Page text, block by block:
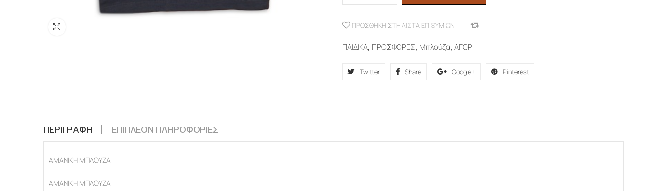
ΠΡΟΣΘΉΚΗ ΣΤΗ ΛΊΣΤΑ ΕΠΙΘΥΜΙΏΝ
ΠΑΙΔΙΚΑ, ΠΡΟΣΦΟΡΕΣ, Μπλούζα,ΑΓΟΡΙ
Twitter Share Google+ Pinterest
ΠΕΡΙΓΡΑΦΉ ΕΠΙΠΛΈΟΝ ΠΛΗΡΟΦΟΡΊΕΣ
ΑΜΑΝΙΚΗ ΜΠΛΟΥΖΑ
ΑΜΑΝΙΚΗ ΜΠΛΟΥΖΑ